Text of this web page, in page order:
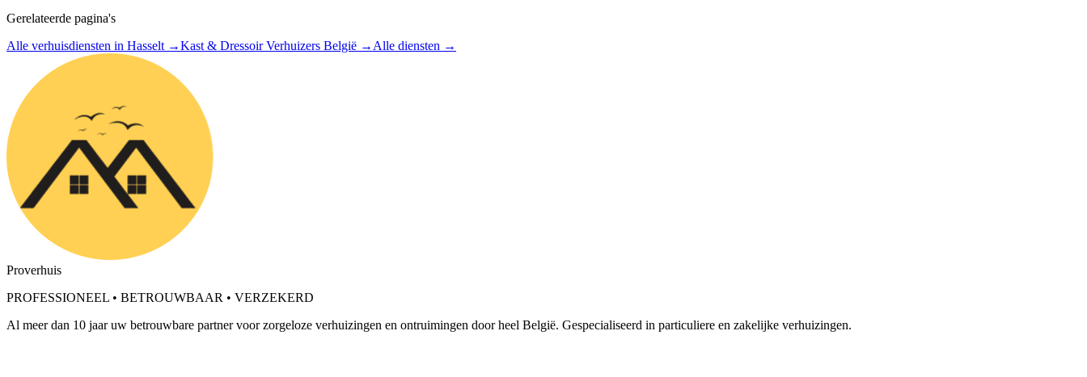
Gerelateerde pagina's
Alle verhuisdiensten in Hasselt →Kast & Dressoir Verhuizers België → Alle diensten →
Proverhuis
PROFESSIONEEL • BETROUWBAAR • VERZEKERD
Al meer dan 10 jaar uw betrouwbare partner voor zorgeloze verhuizingen en ontruimingen door heel België. Gespecialiseerd in particuliere en zakelijke verhuizingen.